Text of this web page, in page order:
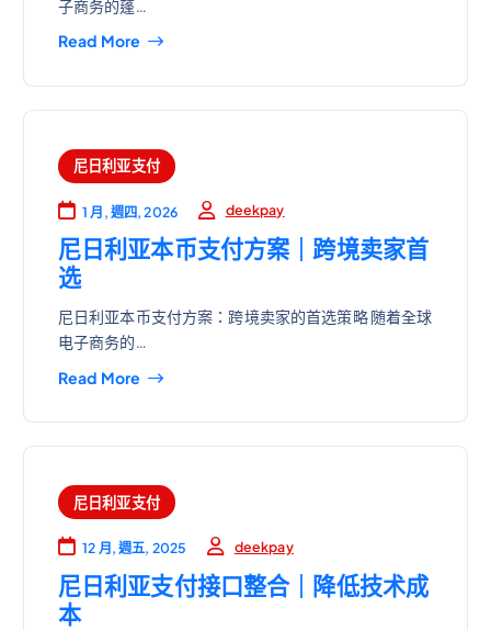
子商务的蓬…
Read More
尼日利亚支付
1 月, 週四, 2026 deekpay
尼日利亚本币支付方案｜跨境卖家首
选
尼日利亚本币支付方案：跨境卖家的首选策略 随着全球
电子商务的…
Read More
尼日利亚支付
12 月, 週五, 2025 deekpay
尼日利亚支付接口整合｜降低技术成
本